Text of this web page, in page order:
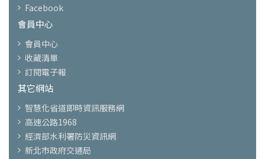
Facebook
會員中心
會員中心
收藏清單
訂閱電子報
其它網站
智慧化省道即時資訊服務網
高速公路1968
經濟部水利署防災資訊網
新北市政府交通局